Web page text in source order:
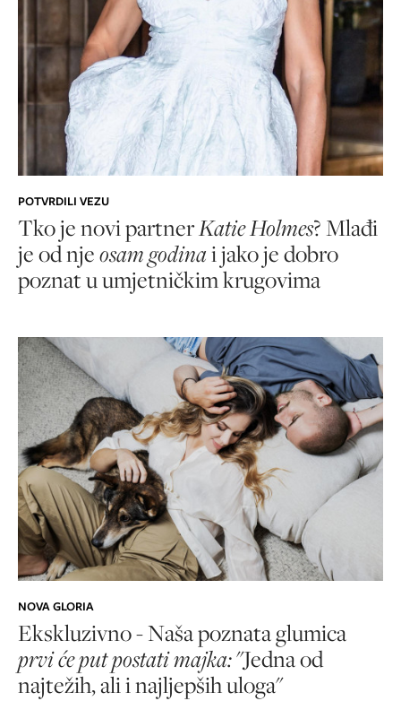
POTVRDILI VEZU
Tko je novi partnerKatie Holmes? Mlađi
je od njeosam godinai jako je dobro
poznat u umjetničkim krugovima
NOVA GLORIA
Ekskluzivno - Naša poznata glumica
prvi će put postati majka:"Jedna od
najtežih, ali i najljepših uloga"